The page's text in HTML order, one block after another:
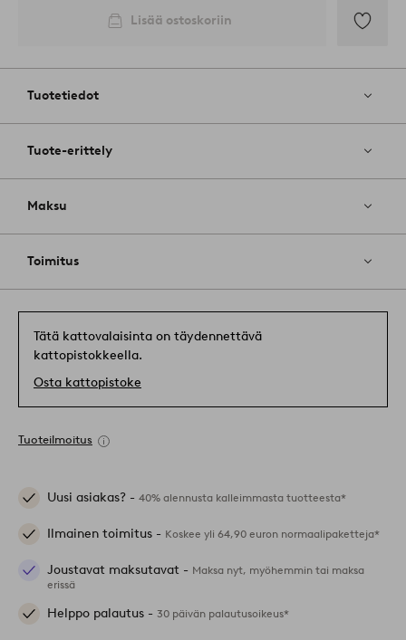
Lisää ostoskoriin
Tuotetiedot
Tuote-erittely
Maksu
Toimitus
Tätä kattovalaisinta on täydennettävä
kattopistokkeella.
Osta kattopistoke
Tuoteilmoitus
Uusi asiakas? - 40% alennusta kalleimmasta tuotteesta*
Ilmainen toimitus - Koskee yli 64,90 euron normaalipaketteja*
Joustavat maksutavat - Maksa nyt, myöhemmin tai maksa
erissä
Helppo palautus - 30 päivän palautusoikeus*